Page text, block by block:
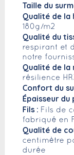
Taille du
Qualité de la
180g/m2
Qualité du
respirant et
notre
Qualité de la
résilience
Confort du
Épaisseur
Fils : Fils de
fabriqué en
Qualité de
centimètre
durée